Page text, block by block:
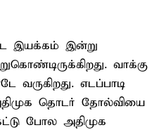
இயக்கம் இன்று
வாக்கு
எடப்பாடி
தொடர் தோல்வியை
போல அதிமுக